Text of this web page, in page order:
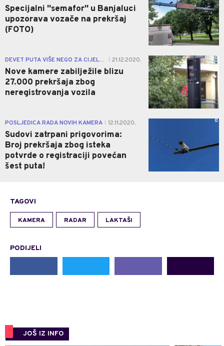
Specijalni ''semafor'' u Banjaluci
upozorava vozače na prekršaj
(FOTO)
DEVET PUTA VIŠE NEGO ZA CIJELU 2019. 21.12.2020.
Nove kamere zabilježile blizu
27.000 prekršaja zbog
neregistrovanja vozila
0
POSLJEDICA RADA NOVIH KAMERA 12.11.2020.
Sudovi zatrpani prigovorima:
Broj prekršaja zbog isteka
potvrde o registraciji povećan
šest puta!
0
TAGOVI
KAMERA RADAR LAKTAŠI
PODIJELI
JOŠ IZ INFO